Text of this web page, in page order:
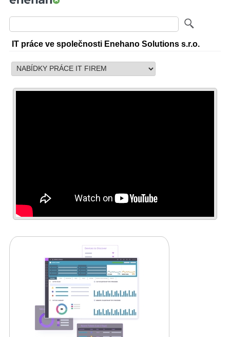
IT práce ve společnosti Enehano Solutions s.r.o.